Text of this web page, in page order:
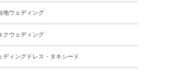
地ウェディング
クウェディング
ディングドレス・タキシード